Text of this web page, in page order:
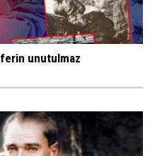
unutulmaz